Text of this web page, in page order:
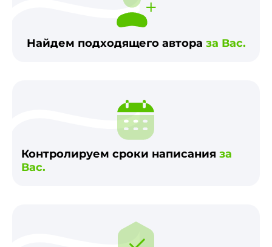
Найдем подходящего автора за Вас.
Контролируем сроки написания за
Вас.